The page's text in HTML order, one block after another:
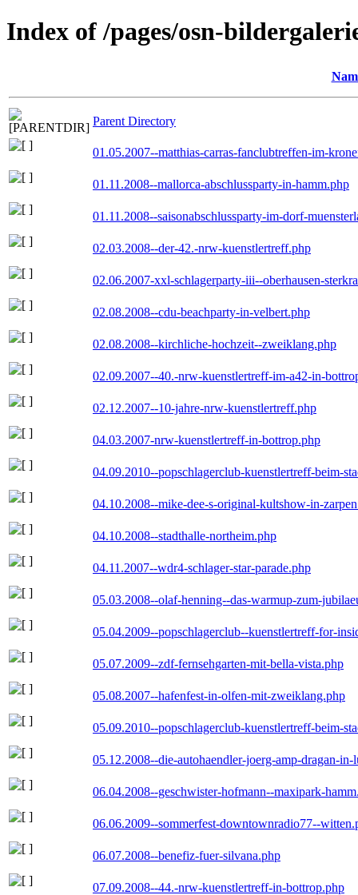
Index of /pages/osn-
Parent Directory
01.05.2007--matthias-carras-fanclubtreffen-im-
01.11.2008--mallorca-abschlussparty-in-hamm.php
01.11.2008--saisonabschlussparty-im-dorf-
02.03.2008--der-42.-nrw-kuenstlertreff.php
02.06.2007-xxl-schlagerparty-iii--oberhausen-
02.08.2008--cdu-beachparty-in-velbert.php
02.08.2008--kirchliche-hochzeit--zweiklang.php
02.09.2007--40.-nrw-kuenstlertreff-im-a42-in-
02.12.2007--10-jahre-nrw-kuenstlertreff.php
04.03.2007-nrw-kuenstlertreff-in-bottrop.php
04.09.2010--popschlagerclub-kuenstlertreff-beim-
04.10.2008--mike-dee-s-original-kultshow-in-
04.10.2008--stadthalle-northeim.php
04.11.2007--wdr4-schlager-star-parade.php
05.03.2008--olaf-henning--das-warmup-zum-
05.04.2009--popschlagerclub--kuenstlertreff-for-
05.07.2009--zdf-fernsehgarten-mit-bella-vista.php
05.08.2007--hafenfest-in-olfen-mit-zweiklang.php
05.09.2010--popschlagerclub-kuenstlertreff-beim-
05.12.2008--die-autohaendler-joerg-amp-dragan-in-
06.04.2008--geschwister-hofmann--maxipark-
06.06.2009--sommerfest-downtownradio77--
06.07.2008--benefiz-fuer-silvana.php
07.09.2008--44.-nrw-kuenstlertreff-in-bottrop.php